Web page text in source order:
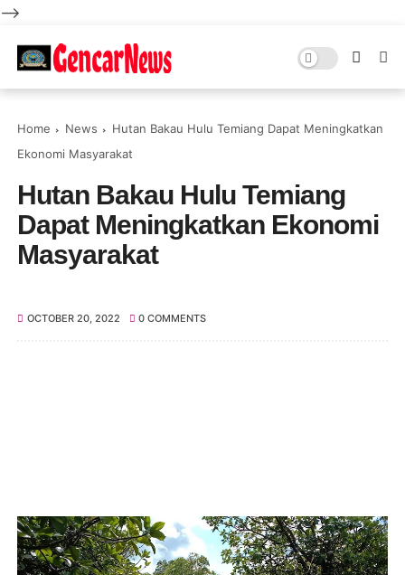
-->
Home News
Hutan Bakau Hulu Temiang Dapat Meningkatkan
Ekonomi Masyarakat
Hutan Bakau Hulu Temiang
Dapat Meningkatkan Ekonomi
Masyarakat
OCTOBER 20, 2022 0 COMMENTS